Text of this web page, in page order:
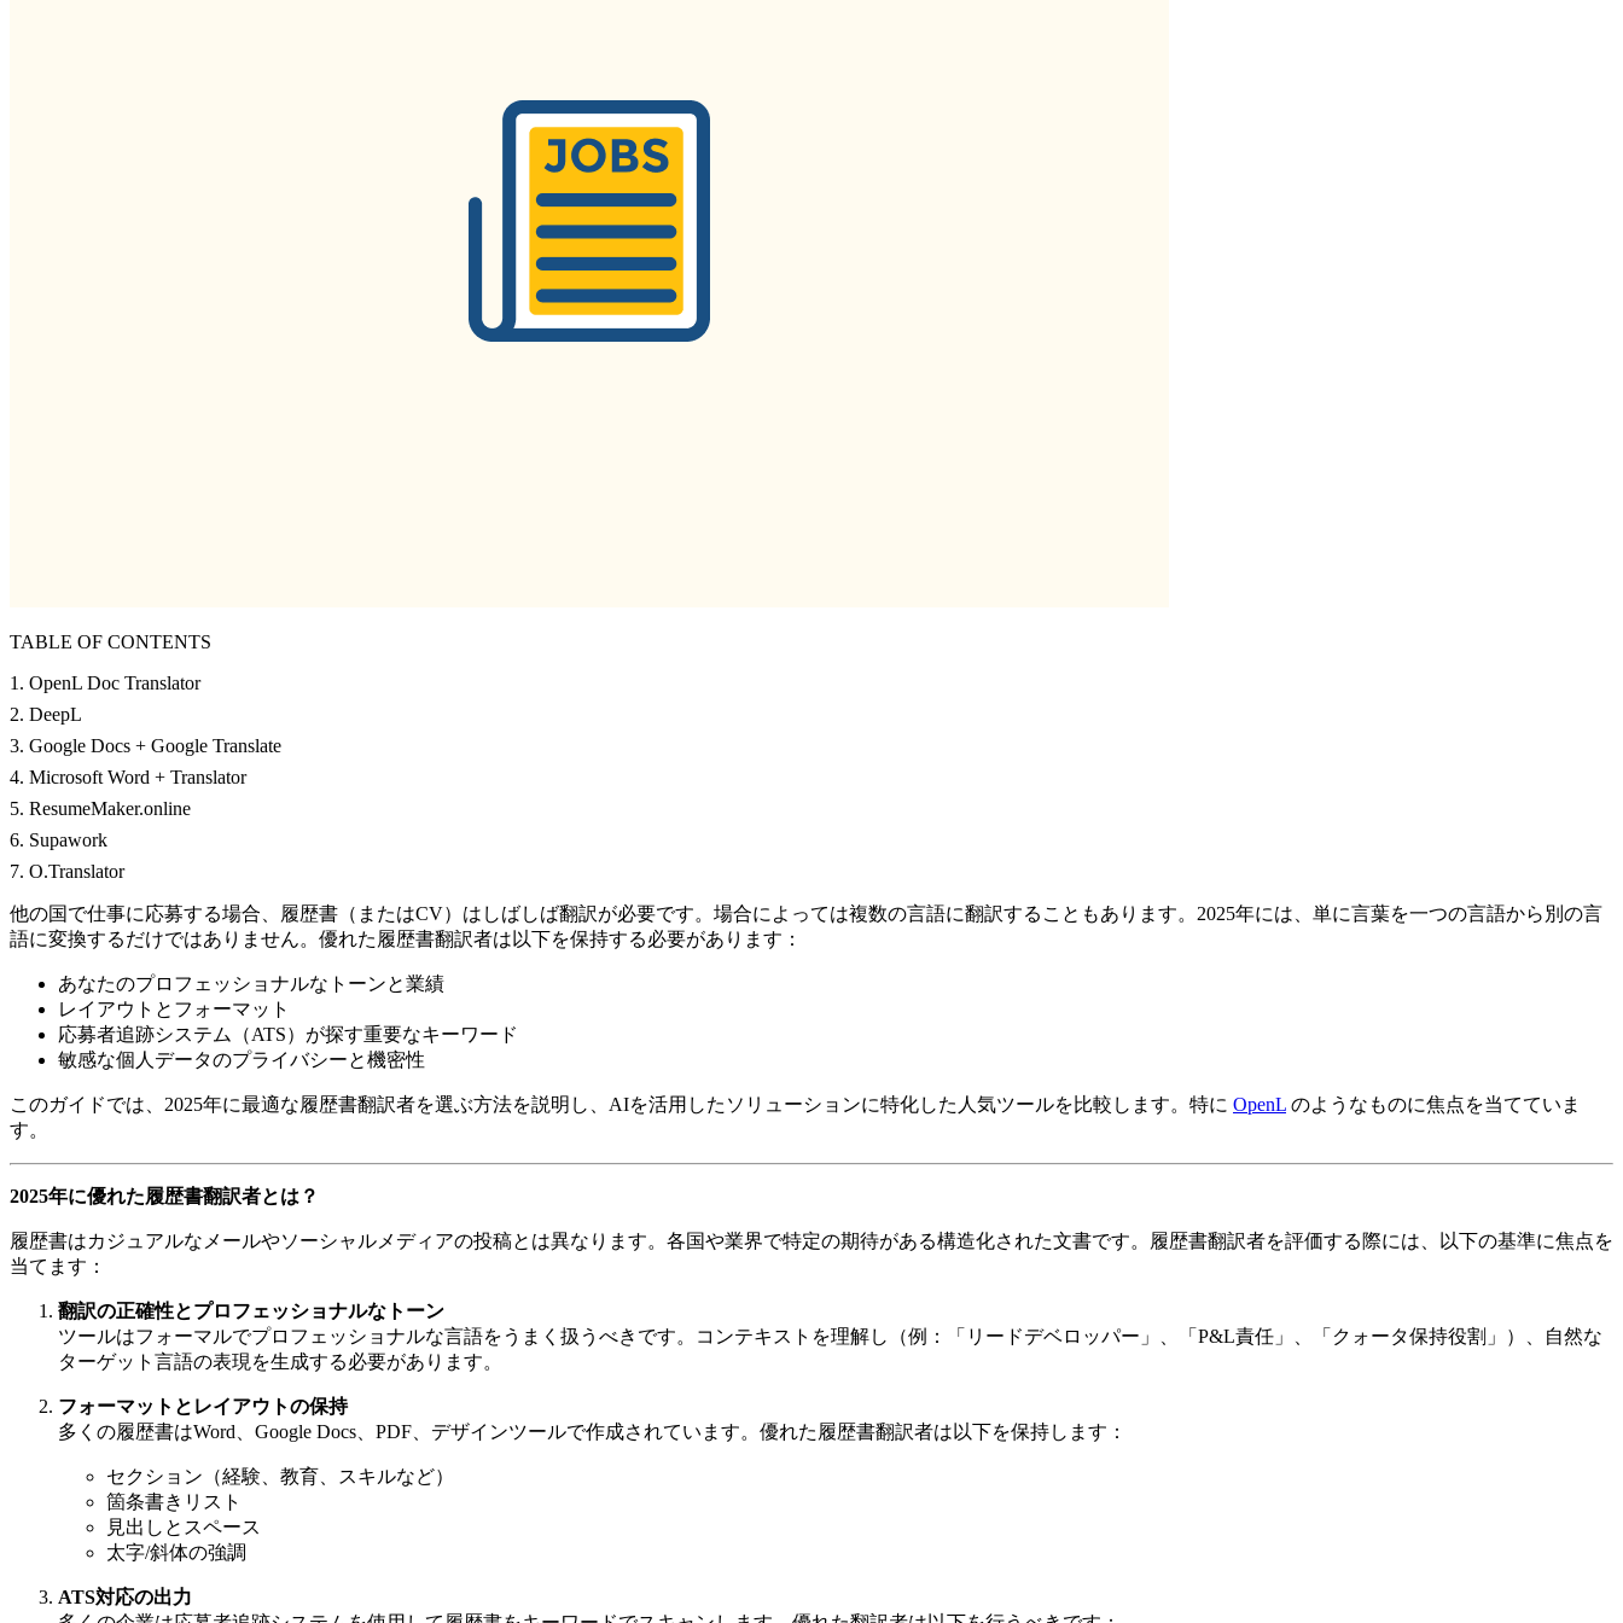
TABLE OF CONTENTS
1. OpenL Doc Translator
2. DeepL
3. Google Docs + Google Translate
4. Microsoft Word + Translator
5. ResumeMaker.online
6. Supawork
7. O.Translator
他の国で仕事に応募する場合、履歴書（またはCV）はしばしば翻訳が必要です。場合によっては複数の言語に翻訳することもあります。2025年には、単に言葉を一つの言語から別の言
語に変換するだけではありません。優れた履歴書翻訳者は以下を保持する必要があります：
あなたのプロフェッショナルなトーンと業績
レイアウトとフォーマット
応募者追跡システム（ATS）が探す重要なキーワード
敏感な個人データのプライバシーと機密性
このガイドでは、2025年に最適な履歴書翻訳者を選ぶ方法を説明し、AIを活用したソリューションに特化した人気ツールを比較します。特に OpenL のようなものに焦点を当てていま
す。
2025年に優れた履歴書翻訳者とは？
履歴書はカジュアルなメールやソーシャルメディアの投稿とは異なります。各国や業界で特定の期待がある構造化された文書です。履歴書翻訳者を評価する際には、以下の基準に焦点を
当てます：
翻訳の正確性とプロフェッショナルなトーン
ツールはフォーマルでプロフェッショナルな言語をうまく扱うべきです。コンテキストを理解し（例：「リードデベロッパー」、「P&L責任」、「クォータ保持役割」）、自然な
ターゲット言語の表現を生成する必要があります。
フォーマットとレイアウトの保持
多くの履歴書はWord、Google Docs、PDF、デザインツールで作成されています。優れた履歴書翻訳者は以下を保持します：
セクション（経験、教育、スキルなど）
箇条書きリスト
見出しとスペース
太字/斜体の強調
ATS対応の出力